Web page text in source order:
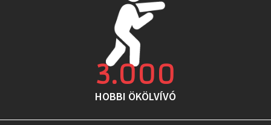
HOBBI ÖKÖLVÍVÓ
3.000